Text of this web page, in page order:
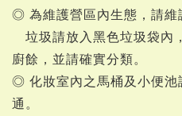
◎ 為維護營區內生態，請維
垃圾請放入黑色垃圾袋內
廚餘，並請確實分類。
◎ 化妝室內之馬桶及小便池
通。